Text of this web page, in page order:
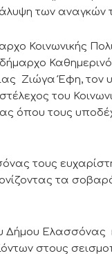
των αναγκών
Κοινωνικής
Ζιώγα Έφη, τον
του
όπου τους
τους
τα
Δήμου
στους